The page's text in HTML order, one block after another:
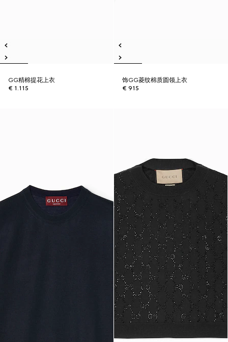
GG精棉提花上衣
€ 1.115
饰GG菱纹棉质圆领上衣
€ 915